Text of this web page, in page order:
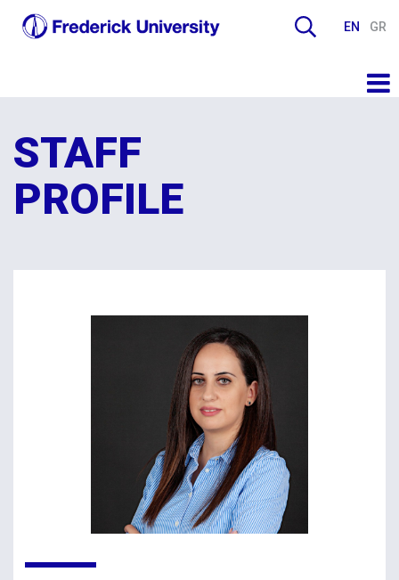
EN GR
STAFF
PROFILE